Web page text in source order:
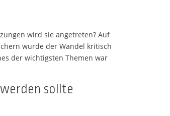
wird sie angetreten? Auf
wurde der Wandel kritisch
der wichtigsten Themen war
sollte